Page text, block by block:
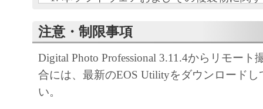
します。
といいます。）に対し、本ソフトウェ
ノン製品を利用する目的で本ソフトウ
注意・制限事項
Digital Photo Professional 3.11.4からリモート
合には、最新のEOS Utilityをダウンロードし
い。